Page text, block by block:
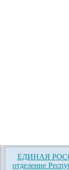
ЕДИНАЯ
отделение